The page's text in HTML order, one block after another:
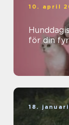
10. april
för din
18.